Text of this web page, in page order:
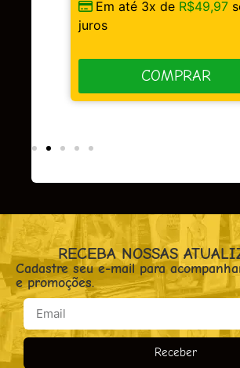
Em até 3x de R$49,97
juros
COMPRAR
RECEBA NOSSAS
Cadastre seu e-mail para
e promoções.
Receber